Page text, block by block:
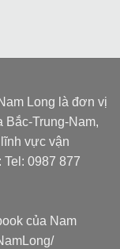
Long là đơn vị
Bắc-Trung-Nam,
vực vận
0987 877
của Nam